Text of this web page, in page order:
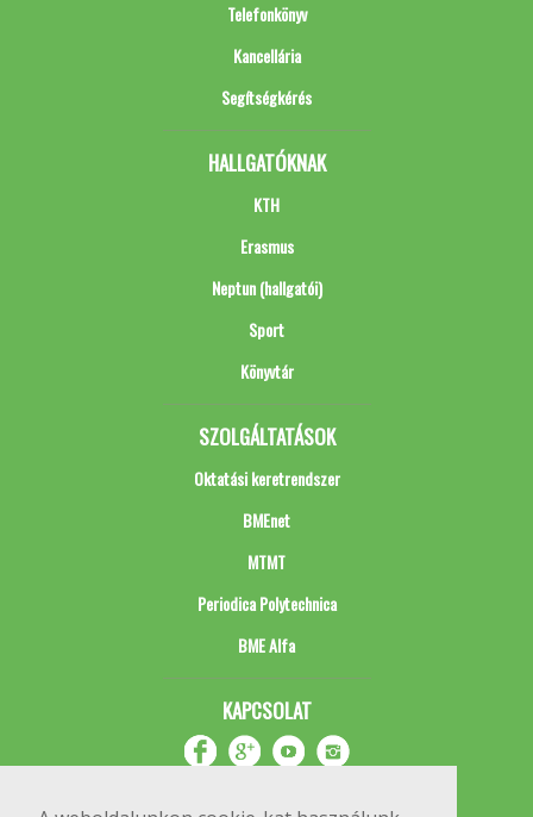
Telefonkönyv
Kancellária
Segítségkérés
HALLGATÓKNAK
KTH
Erasmus
Neptun (hallgatói)
Sport
Könyvtár
SZOLGÁLTATÁSOK
Oktatási keretrendszer
BMEnet
MTMT
Periodica Polytechnica
BME Alfa
KAPCSOLAT